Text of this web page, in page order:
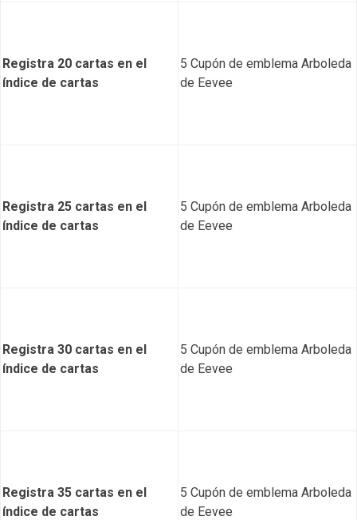
Registra 20 cartas en el
índice de cartas
5 Cupón de emblema Arboleda
de Eevee
Registra 25 cartas en el
índice de cartas
5 Cupón de emblema Arboleda
de Eevee
Registra 30 cartas en el
índice de cartas
5 Cupón de emblema Arboleda
de Eevee
Registra 35 cartas en el
índice de cartas
5 Cupón de emblema Arboleda
de Eevee